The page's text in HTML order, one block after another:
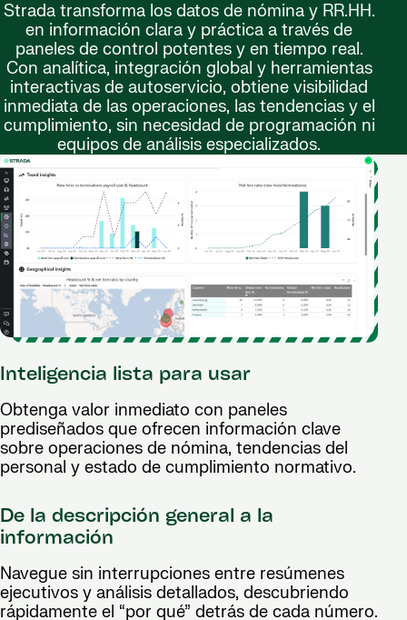
Strada transforma los datos de nómina y RR.HH.
en información clara y práctica a través de
paneles de control potentes y en tiempo real.
Con analítica, integración global y herramientas
interactivas de autoservicio, obtiene visibilidad
inmediata de las operaciones, las tendencias y el
cumplimiento, sin necesidad de programación ni
equipos de análisis especializados.
Inteligencia lista para usar
Obtenga valor inmediato con paneles
prediseñados que ofrecen información clave
sobre operaciones de nómina, tendencias del
personal y estado de cumplimiento normativo.
De la descripción general a la
información
Navegue sin interrupciones entre resúmenes
ejecutivos y análisis detallados, descubriendo
rápidamente el “por qué” detrás de cada número.